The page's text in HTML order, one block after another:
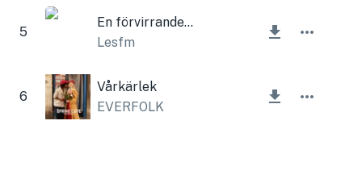
5
En förvirrande berättelse
Lesfm
6
Vårkärlek
EVERFOLK